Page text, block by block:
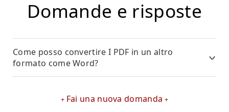
Domande e risposte
Come posso convertire I PDF in un altro
formato come Word?
Fai una nuova domanda